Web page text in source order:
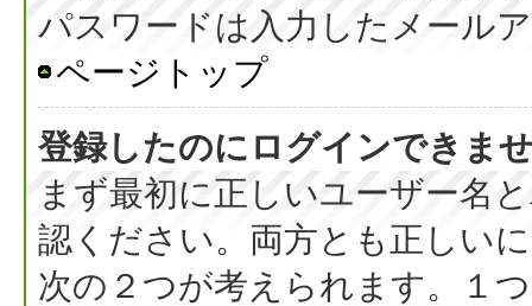
パスワードは入力したメール
ページトップ
登録したのにログインできま
まず最初に正しいユーザー名
認ください。両方とも正しい
次の２つが考えられます。１